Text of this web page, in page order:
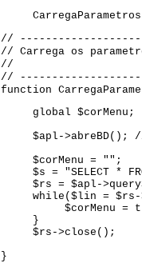
//
// Carrega os
//
//
function
global $corMenu;
$apl->abreBD();
$corMenu = "";
$s = "SELECT *
$rs = $apl-
while($lin = $rs-
$corMenu =
}
$rs->close();
}